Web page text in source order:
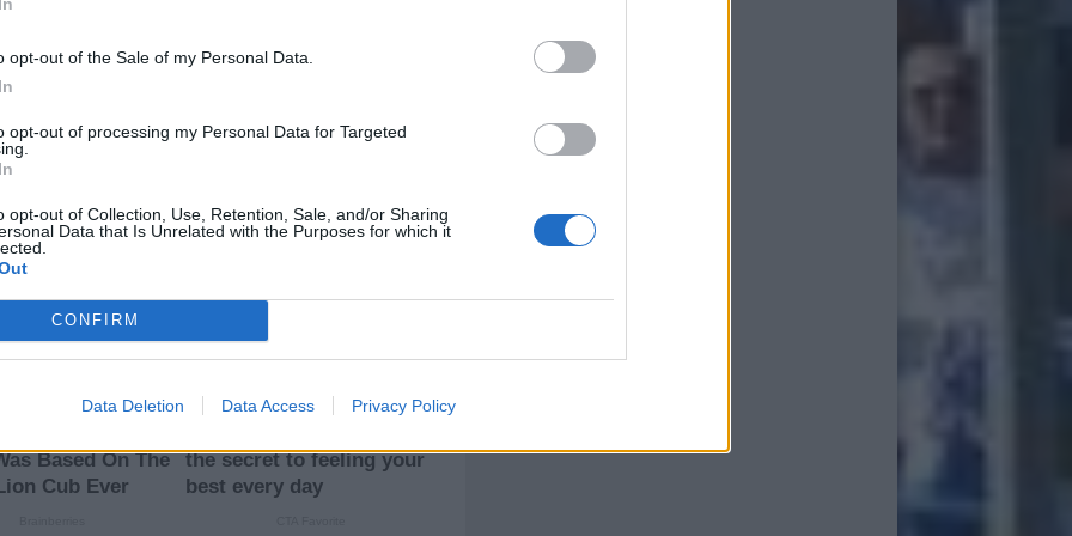
opt-out of the Sale of my Personal Data.
opt-out of processing my Personal Data for Targeted
opt-out of Collection, Use, Retention, Sale, and/or Sharing
Data that Is Unrelated with the Purposes for which it
CONFIRM
Data Deletion Data Access Privacy Policy
a Lecco, Campobasso (che propone in
abbinare cash dato che ha una valutazione
il colpo. Ed anche all'estero, dove la sua
Polonia), non si registrano al momento novità di
quello relativo a Frigerio che il Lecco non
scambi ma solo a fronte di una contropartita
del club lombardo che continua ad
Gennaro Volpe…